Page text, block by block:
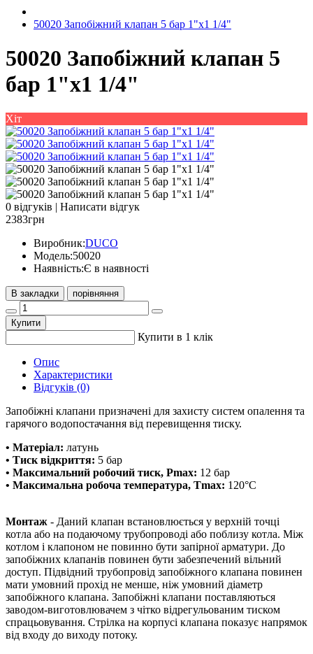
50020 Запобіжний клапан 5 бар 1"х1 1/4"
50020 Запобіжний клапан 5
бар 1"х1 1/4"
Хіт
0 відгуків | Написати відгук
2383грн
Виробник:DUCO
Модель:50020
Наявність:Є в наявності
В закладки порівняння
Купити
Купити в 1 клік
Опис
Характеристики
Відгуків (0)
Запобіжні клапани призначені для захисту систем опалення та
гарячого водопостачання від перевищення тиску.
• Матеріал: латунь
• Тиск відкриття: 5 бар
• Максимальний робочий тиск, Pmax: 12 бар
• Максимальна робоча температура, Tmax: 120°C
Монтаж - Даний клапан встановлюється у верхній точці
котла або на подаючому трубопроводі або поблизу котла. Між
котлом і клапоном не повинно бути запірної арматури. До
запобіжних клапанів повинен бути забезпечений вільний
доступ. Підвідний трубопровід запобіжного клапана повинен
мати умовний прохід не менше, ніж умовний діаметр
запобіжного клапана. Запобіжні клапани поставляються
заводом-виготовлювачем з чітко відрегульованим тиском
спрацьовування. Стрілка на корпусі клапана показує напрямок
від входу до виходу потоку.